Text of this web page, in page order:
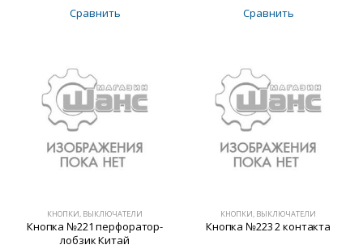
Сравнить Сравнить
КНОПКИ, ВЫКЛЮЧАТЕЛИ
Кнопка №221 перфоратор-
лобзик Китай
КНОПКИ, ВЫКЛЮЧАТЕЛИ
Кнопка №223 2 контакта